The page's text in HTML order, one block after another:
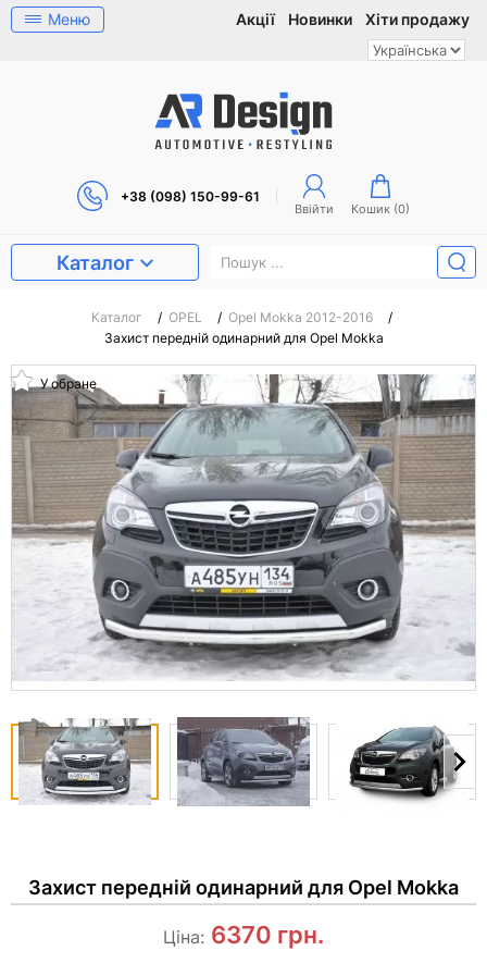
Меню Акції Новинки Хіти продажу
+38 (098) 150-99-61
Ввійти Кошик (0)
Каталог
Каталог / OPEL / Opel Mokka 2012-2016
/
Захист передній одинарний для Opel Mokka
У обране
Захист передній одинарний для Opel Mokka
Ціна: 6370 грн.